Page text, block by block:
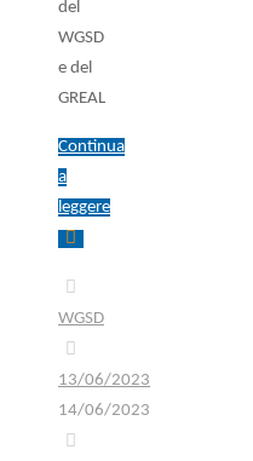
del
WGSD
e del
GREAL
Continua
a
leggere
WGSD
13/06/2023
14/06/2023